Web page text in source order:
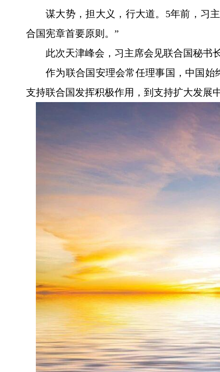
谋大势，担大义，行大道。5年前，习
合国宪章首要原则。”
此次天津峰会，习主席会见联合国秘书
作为联合国安理会常任理事国，中国
支持联合国发挥积极作用，到支持扩大发展